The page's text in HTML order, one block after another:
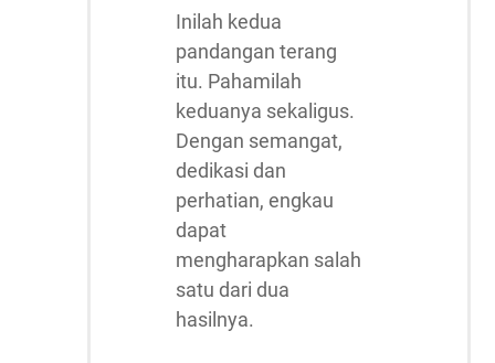
Inilah kedua
pandangan terang
itu. Pahamilah
keduanya sekaligus.
Dengan semangat,
dedikasi dan
perhatian, engkau
dapat
mengharapkan salah
satu dari dua
hasilnya.